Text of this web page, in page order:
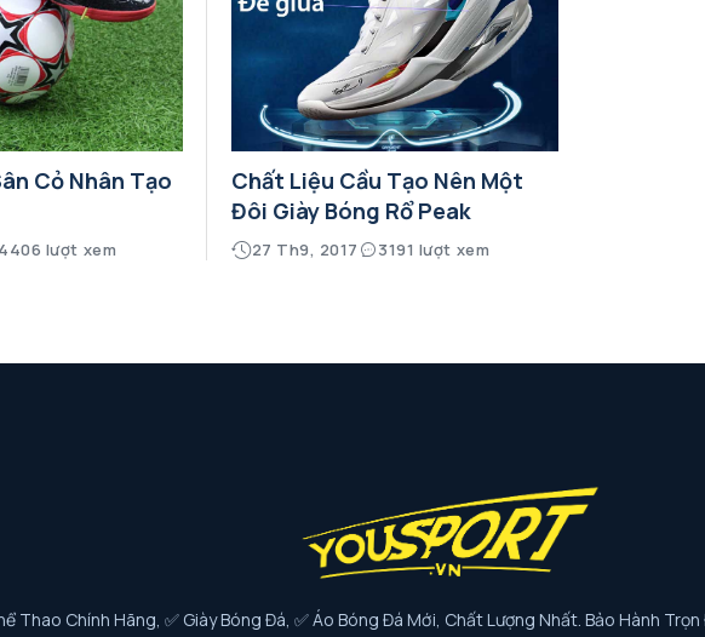
Cỏ Nhân Tạo
4406 lượt xem
Chất Liệu Cầu Tạo Nên Một
Đôi Giày Bóng Rổ Peak
27 Th9, 2017 3191 lượt xem
Thao Chính Hãng, ✅ Giày Bóng Đá, ✅ Áo Bóng Đá Mới, Chất Lượng Nhất. Bảo Hành